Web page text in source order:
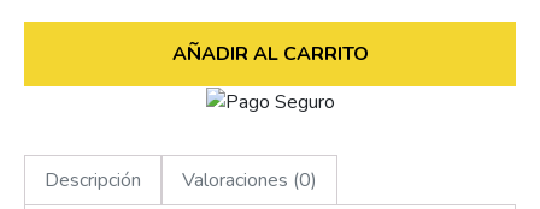
AÑADIR AL CARRITO
Descripción Valoraciones (0)